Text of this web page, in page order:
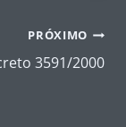
PRÓXIMO
3591/2000